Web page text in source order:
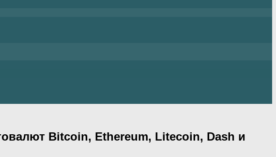
Bitcoin, Ethereum, Litecoin, Dash и